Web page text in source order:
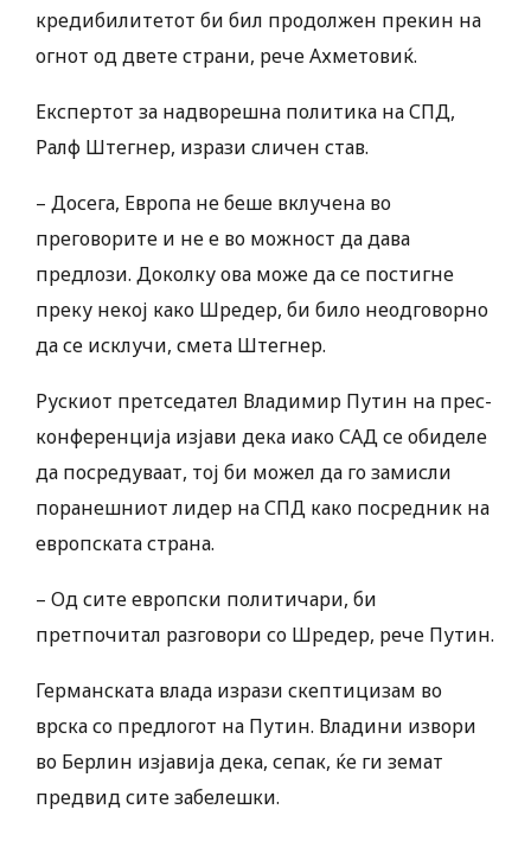
кредибилитетот би бил продолжен прекин на
огнот од двете страни, рече Ахметовиќ.
Експертот за надворешна политика на СПД,
Ралф Штегнер, изрази сличен став.
– Досега, Европа не беше вклучена во
преговорите и не е во можност да дава
предлози. Доколку ова може да се постигне
преку некој како Шредер, би било неодговорно
да се исклучи, смета Штегнер.
Рускиот претседател Владимир Путин на прес-
конференција изјави дека иако САД се обиделе
да посредуваат, тој би можел да го замисли
поранешниот лидер на СПД како посредник на
европската страна.
– Од сите европски политичари, би
претпочитал разговори со Шредер, рече Путин.
Германската влада изрази скептицизам во
врска со предлогот на Путин. Владини извори
во Берлин изјавија дека, сепак, ќе ги земат
предвид сите забелешки.